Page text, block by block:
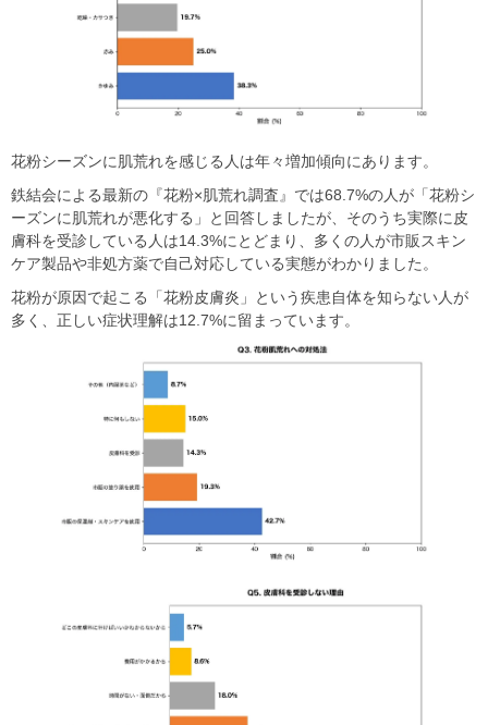
花粉シーズンに肌荒れを感じる人は年々増加傾向にあります。
鉄結会による最新の『花粉×肌荒れ調査』では68.7%の人が「花粉シ
ーズンに肌荒れが悪化する」と回答しましたが、そのうち実際に皮
膚科を受診している人は14.3%にとどまり、多くの人が市販スキン
ケア製品や非処方薬で自己対応している実態がわかりました。
花粉が原因で起こる「花粉皮膚炎」という疾患自体を知らない人が
多く、正しい症状理解は12.7%に留まっています。